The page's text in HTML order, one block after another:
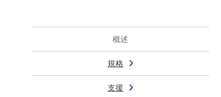
概述
規格
支援